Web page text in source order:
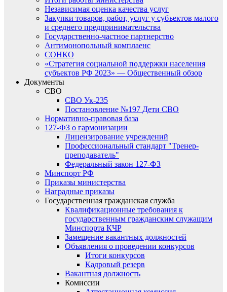
Независимая оценка качества услуг
Закупки товаров, работ, услуг у субъектов малого
и среднего предпринимательства
Государственно-частное партнерство
Антимонопольный комплаенс
СОНКО
«Стратегия социальной поддержки населения
субъектов РФ 2023» — Общественный обзор
Документы
СВО
СВО Ук-235
Постановление №197 Дети СВО
Нормативно-правовая база
127-ФЗ о гармонизации
Лицензирование учреждений
Профессиональный стандарт "Тренер-
преподаватель"
Федеральный закон 127-ФЗ
Минспорт РФ
Приказы министерства
Наградные приказы
Государственная гражданская служба
Квалификационные требования к
государственным гражданским служащим
Минспорта КЧР
Замещение вакантных должностей
Объявления о проведении конкурсов
Итоги конкурсов
Кадровый резерв
Вакантная должность
Комиссии